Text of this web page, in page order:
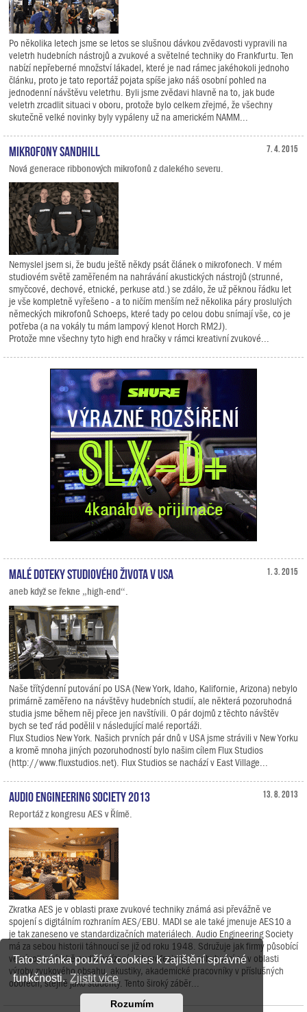
Tato stránka používá cookies k zajištění správné
funkčnosti. Zjistit více
Rozumím
Po několika letech jsme se letos se slušnou dávkou zvědavosti vypravili na
veletrh hudebních nástrojů a zvukové a světelné techniky do Frankfurtu. Ten
nabízí nepřeberné množství lákadel, které je nad rámec jakéhokoli jednoho
článku, proto je tato reportáž pojata spíše jako náš osobní pohled na
jednodenní návštěvu veletrhu. Byli jsme zvědavi hlavně na to, jak bude
veletrh zrcadlit situaci v oboru, protože bylo celkem zřejmé, že všechny
skutečně velké novinky byly vypáleny už na americkém NAMM...
7. 4. 2015
Mikrofony Sandhill
Nová generace ribbonových mikrofonů z dalekého severu.
Nemyslel jsem si, že budu ještě někdy psát článek o mikrofonech. V mém
studiovém světě zaměřeném na nahrávání akustických nástrojů (strunné,
smyčcové, dechové, etnické, perkuse atd.) se zdálo, že už pěknou řádku let
je vše kompletně vyřešeno - a to ničím menším než několika páry proslulých
německých mikrofonů Schoeps, které tady po celou dobu snímají vše, co je
potřeba (a na vokály tu mám lampový klenot Horch RM2J).
Protože mne všechny tyto high end hračky v rámci kreativní zvukové...
1. 3. 2015
Malé doteky studiového života v USA
aneb když se řekne „high-end“.
Naše třítýdenní putování po USA (New York, Idaho, Kalifornie, Arizona) nebylo
primárně zaměřeno na návštěvy hudebních studií, ale některá pozoruhodná
studia jsme během něj přece jen navštívili. O pár dojmů z těchto návštěv
bych se teď rád podělil v následující malé reportáži.
Flux Studios New York. Našich prvních pár dnů v USA jsme strávili v New Yorku
a kromě mnoha jiných pozoruhodností bylo našim cílem Flux Studios
(http://www.fluxstudios.net). Flux Studios se nachází v East Village...
13. 8. 2013
Audio Engineering Society 2013
Reportáž z kongresu AES v Římě.
Zkratka AES je v oblasti praxe zvukové techniky známá asi převážně ve
spojení s digitálním rozhraním AES/EBU. MADI se ale také jmenuje AES10 a
je tak zaneseno ve standardizačních materiálech. Audio Engineering Society
má za sebou historii táhnoucí se již od roku 1948. Sdružuje jak firmy působící
ve vývoji a výrobě audio zařízení, tak profesionály pohybující se v oblasti
výroby zvukového obsahu, akustiky, akademické pracovníky v příslušných
oborech, stejně jako studenty. Tento široký záběr...